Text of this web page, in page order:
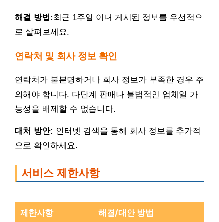
해결 방법:최근 1주일 이내 게시된 정보를 우선적으
로 살펴보세요.
연락처 및 회사 정보 확인
연락처가 불분명하거나 회사 정보가 부족한 경우 주
의해야 합니다. 다단계 판매나 불법적인 업체일 가
능성을 배제할 수 없습니다.
대처 방안: 인터넷 검색을 통해 회사 정보를 추가적
으로 확인하세요.
서비스 제한사항
제한사항 해결/대안 방법